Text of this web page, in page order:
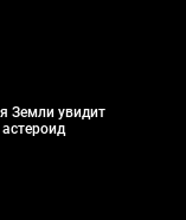
Земли увидит